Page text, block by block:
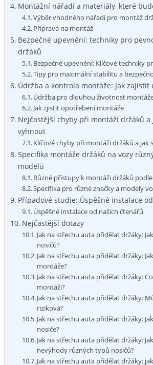
Montážní ‌nářadí a materiály, které
Výběr‌ vhodného nářadí pro montáž
Příprava na montáž
Bezpečné upevnění: techniky pro
držáků
Bezpečné upevnění: Klíčové techniky
Tipy pro maximální​ stabilitu‍ a
Údržba⁢ a kontrola montáže: Jak
Údržba pro dlouhou životnost
Jak zjistit opotřebení montáže
Nejčastější chyby při montáži držáků a
vyhnout
Klíčové chyby při montáži držáků a jak
Specifika‍ montáže ‍držáků na vozy
modelů
Různé‌ přístupy k ⁢montáži držáků‍
Specifika pro různé značky ​a⁢ modely
Případové ‌studie: Úspěšné instalace
Úspěšné instalace ​od našich čtenářů
Nejčastější dotazy
Jak ‌na ‍střechu auta přidělat⁣ držáky:
nosičů?
Jak na střechu⁣ auta ⁣přidělat držáky:
montáže?
Jak na střechu auta přidělat držáky:
montáži?
Jak na střechu auta přidělat držáky:
riziková?
Jak na střechu auta přidělat držáky:
nosiče?
Jak na střechu auta přidělat držáky:⁢
nevýhody různých‌ typů nosičů?
Jak na střechu‍ auta přidělat držáky: